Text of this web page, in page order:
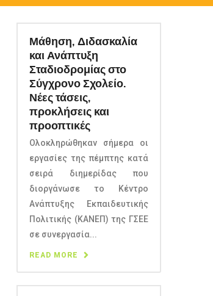
Μάθηση, Διδασκαλία
και Ανάπτυξη
Σταδιοδρομίας στο
Σύγχρονο Σχολείο.
Νέες τάσεις,
προκλήσεις και
προοπτικές
Ολοκληρώθηκαν σήμερα οι
εργασίες της πέμπτης κατά
σειρά διημερίδας που
διοργάνωσε το Κέντρο
Ανάπτυξης Εκπαιδευτικής
Πολιτικής (ΚΑΝΕΠ) της ΓΣΕΕ
σε συνεργασία...
READ MORE